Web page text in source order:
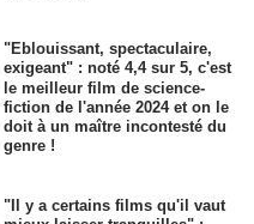
"Eblouissant, spectaculaire,
exigeant" : noté 4,4 sur 5, c'est
le meilleur film de science-
fiction de l'année 2024 et on le
doit à un maître incontesté du
genre !
"Il y a certains films qu'il vaut